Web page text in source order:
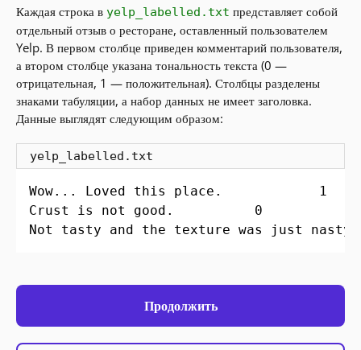
Каждая строка в yelp_labelled.txt представляет собой
отдельный отзыв о ресторане, оставленный пользователем
Yelp. В первом столбце приведен комментарий пользователя,
а втором столбце указана тональность текста (0 —
отрицательная, 1 — положительная). Столбцы разделены
знаками табуляции, а набор данных не имеет заголовка.
Данные выглядят следующим образом:
yelp_labelled.txt
Wow... Loved this place.	        1
Crust is not good.	        0
Продолжить